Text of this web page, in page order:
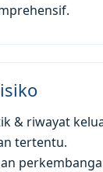
& riwayat
tertentu.